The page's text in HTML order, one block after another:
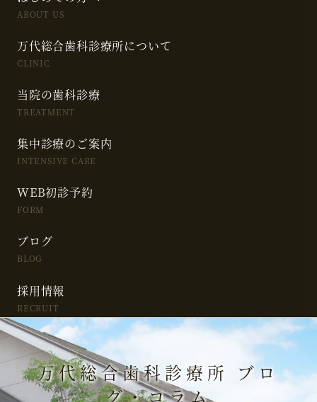
ABOUT US
万代総合歯科診療所について
CLINIC
当院の歯科診療
TREATMENT
集中診療のご案内
INTENSIVE CARE
WEB初診予約
FORM
ブログ
BLOG
採用情報
RECRUIT
万代総合歯科診療所 ブロ
グ・コラム